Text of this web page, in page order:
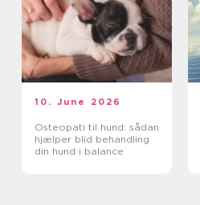
10. June 2026
Osteopati til hund: sådan
hjælper blid behandling
din hund i balance